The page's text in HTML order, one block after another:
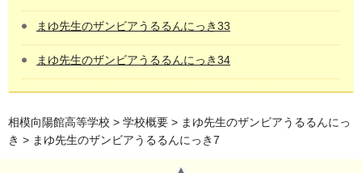
まゆ先生のザンビアうるるんにっき33
まゆ先生のザンビアうるるんにっき34
相模向陽館高等学校 > 学校概要 > まゆ先生のザンビアうるるんにっ
き > まゆ先生のザンビアうるるんにっき7